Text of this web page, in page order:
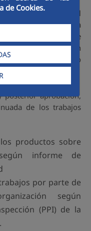
de Cookies.
de FCC Industrial
previa en la primera
resultado de este
una calificación
asociado
posterior aprobación,
de los trabajos
productos sobre
informe de
por parte de
según
(PPI) de la